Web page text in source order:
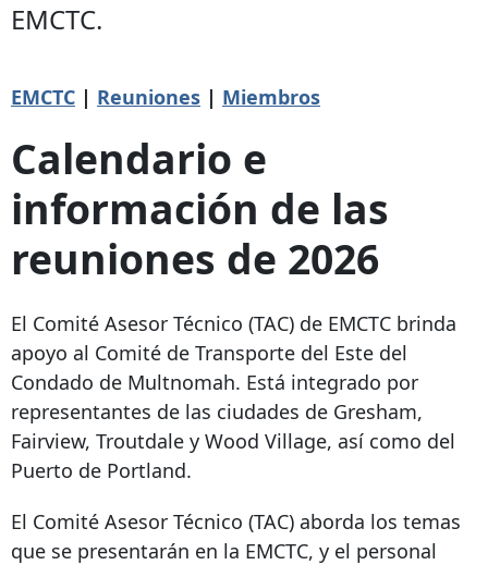
EMCTC.
EMCTC | Reuniones | Miembros
Calendario e
información de las
reuniones de 2026
El Comité Asesor Técnico (TAC) de EMCTC brinda
apoyo al Comité de Transporte del Este del
Condado de Multnomah. Está integrado por
representantes de las ciudades de Gresham,
Fairview, Troutdale y Wood Village, así como del
Puerto de Portland.
El Comité Asesor Técnico (TAC) aborda los temas
que se presentarán en la EMCTC, y el personal